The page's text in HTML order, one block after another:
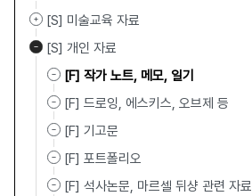
[S] 미술교육 자료
[S] 개인 자료
[F] 작가 노트, 메모, 일기
[F] 드로잉, 에스키스, 오브제 등
[F] 기고문
[F] 포트폴리오
[F] 석사논문, 마르셀 뒤샹 관련 자료